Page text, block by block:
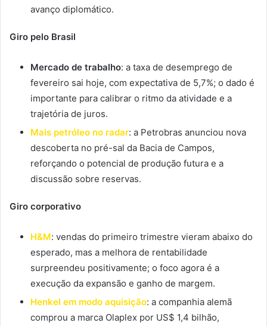
avanço diplomático.
Giro pelo Brasil
Mercado de trabalho: a taxa de desemprego de
fevereiro sai hoje, com expectativa de 5,7%; o dado é
importante para calibrar o ritmo da atividade e a
trajetória de juros.
Mais petróleo no radar: a Petrobras anunciou nova
descoberta no pré-sal da Bacia de Campos,
reforçando o potencial de produção futura e a
discussão sobre reservas.
Giro corporativo
H&M: vendas do primeiro trimestre vieram abaixo do
esperado, mas a melhora de rentabilidade
surpreendeu positivamente; o foco agora é a
execução da expansão e ganho de margem.
Henkel em modo aquisição: a companhia alemã
comprou a marca Olaplex por US$ 1,4 bilhão,